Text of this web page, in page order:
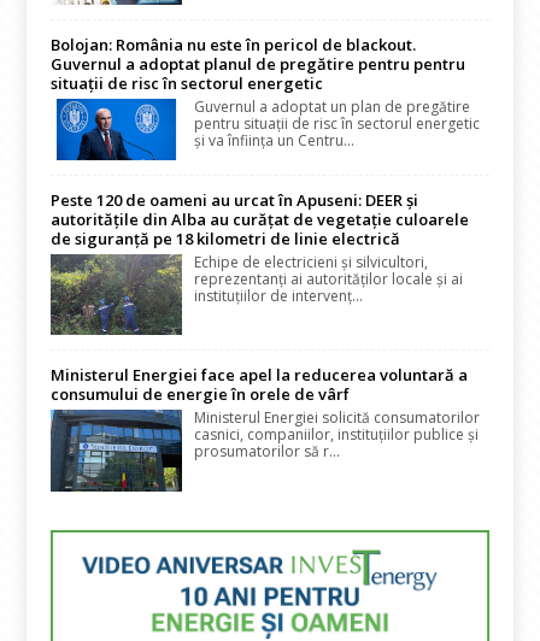
Bolojan: România nu este în pericol de blackout.
Guvernul a adoptat planul de pregătire pentru pentru
situații de risc în sectorul energetic
Guvernul a adoptat un plan de pregătire
pentru situații de risc în sectorul energetic
și va înființa un Centru...
Peste 120 de oameni au urcat în Apuseni: DEER și
autoritățile din Alba au curățat de vegetație culoarele
de siguranță pe 18 kilometri de linie electrică
Echipe de electricieni și silvicultori,
reprezentanți ai autorităților locale și ai
instituțiilor de intervenț...
Ministerul Energiei face apel la reducerea voluntară a
consumului de energie în orele de vârf
Ministerul Energiei solicită consumatorilor
casnici, companiilor, instituțiilor publice și
prosumatorilor să r...